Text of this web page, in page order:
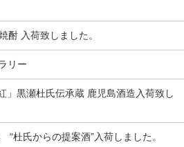
酎 入荷致しました。
リー
」黒瀬杜氏伝承蔵 鹿児島酒造入荷致し
氏からの提案酒”入荷しました。